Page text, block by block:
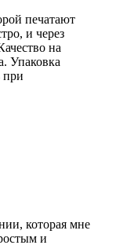
печатают
и через
на
Упаковка
при
которая мне
и